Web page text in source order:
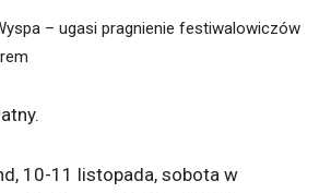
– ugasi pragnienie festiwalowiczów
10-11 listopada, sobota w